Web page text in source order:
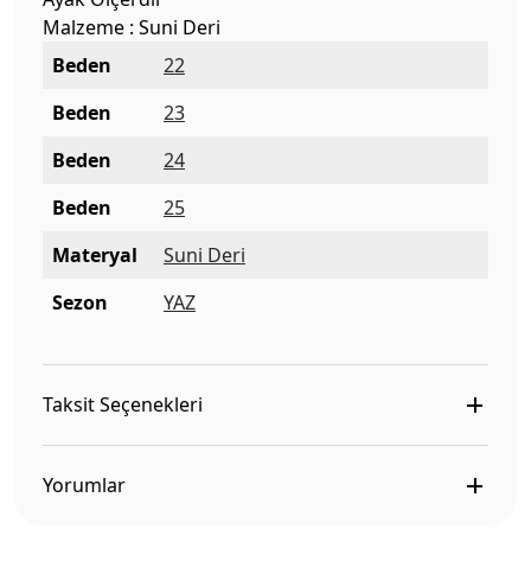
Malzeme : Suni Deri
Beden
22
Beden
23
Beden
24
Beden
25
Materyal
Suni Deri
Sezon
YAZ
Taksit Seçenekleri
Yorumlar